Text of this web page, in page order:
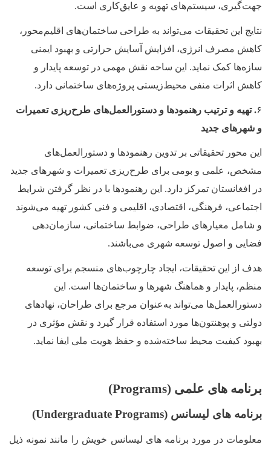
جهت‌گیری، سیستم‌های تهویه و عایق‌کاری است.
نتایج این تحقیقات می‌تواند به طراحی ساختمان‌های اقلیم‌محور،
کاهش مصرف انرژی، افزایش آسایش حرارتی و بهبود ایمنی
سازه‌ها کمک نماید. این ساحه نقش مهمی در توسعه پایدار و
کاهش اثرات منفی محیط‌زیستی پروژه‌های ساختمانی دارد.
۶. تهیه و ترتیب رهنمودها و دستورالعمل‌های طرح‌ریزی تعمیرات
و شهرهای جدید
این محور تحقیقاتی بر تدوین رهنمودها و دستورالعمل‌های
مشخص، علمی و بومی برای طرح‌ریزی تعمیرات و شهرهای جدید
در افغانستان تمرکز دارد. این رهنمودها با در نظر گرفتن شرایط
اجتماعی، فرهنگی، اقتصادی، اقلیمی و فنی کشور تهیه می‌شوند
و شامل معیارهای طراحی، ضوابط ساختمانی، سازمان‌دهی
فضایی و اصول توسعه شهری می‌باشند.
هدف از این تحقیقات، ایجاد چارچوب‌های منسجم برای توسعه
منظم، پایدار و هماهنگ شهرها و ساختمان‌ها است. این
دستورالعمل‌ها می‌تواند به‌عنوان مرجع برای طراحان، نهادهای
دولتی و پوهنتون‌ها مورد استفاده قرار گیرد و نقش مؤثری در
بهبود کیفیت محیط ساخته‌شده و حفظ هویت ملی ایفا نماید.
برنامه های علمی (Programs
)
برنامه های لیسانس (Undergraduate Programs
)
معلومات در مورد برنامه های لیسانس خویش را مانند نمونه ذیل